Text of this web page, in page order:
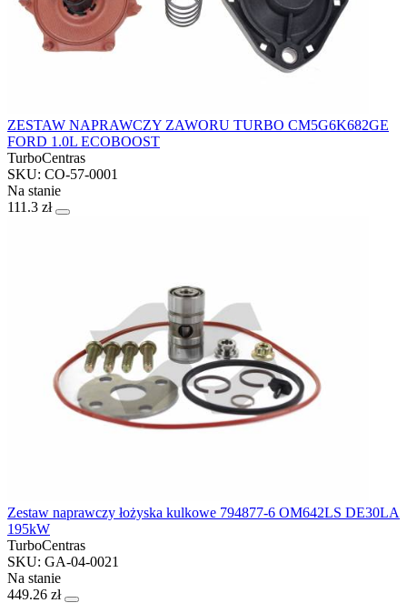
ZESTAW NAPRAWCZY ZAWORU TURBO CM5G6K682GE
FORD 1.0L ECOBOOST
TurboCentras
SKU: CO-57-0001
Na stanie
111.3 zł
Zestaw naprawczy łożyska kulkowe 794877-6 OM642LS DE30LA
195kW
TurboCentras
SKU: GA-04-0021
Na stanie
449.26 zł